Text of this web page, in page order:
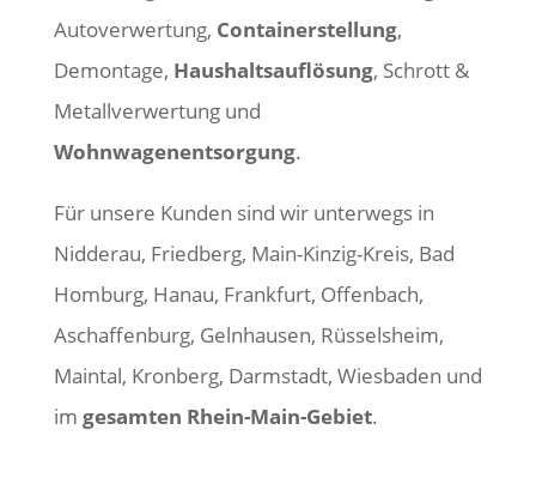
Autoverwertung, Containerstellung,
Demontage, Haushaltsauflösung, Schrott &
Metallverwertung und
Wohnwagenentsorgung.
Für unsere Kunden sind wir unterwegs in
Nidderau, Friedberg, Main-Kinzig-Kreis, Bad
Homburg, Hanau, Frankfurt, Offenbach,
Aschaffenburg, Gelnhausen, Rüsselsheim,
Maintal, Kronberg, Darmstadt, Wiesbaden und
im gesamten Rhein-Main-Gebiet.